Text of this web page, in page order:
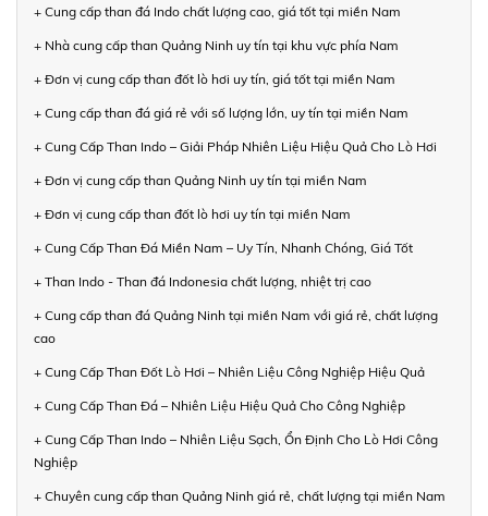
+ Cung cấp than đá Indo chất lượng cao, giá tốt tại miền Nam
+ Nhà cung cấp than Quảng Ninh uy tín tại khu vực phía Nam
+ Đơn vị cung cấp than đốt lò hơi uy tín, giá tốt tại miền Nam
+ Cung cấp than đá giá rẻ với số lượng lớn, uy tín tại miền Nam
+ Cung Cấp Than Indo – Giải Pháp Nhiên Liệu Hiệu Quả Cho Lò Hơi
+ Đơn vị cung cấp than Quảng Ninh uy tín tại miền Nam
+ Đơn vị cung cấp than đốt lò hơi uy tín tại miền Nam
+ Cung Cấp Than Đá Miền Nam – Uy Tín, Nhanh Chóng, Giá Tốt
+ Than Indo - Than đá Indonesia chất lượng, nhiệt trị cao
+ Cung cấp than đá Quảng Ninh tại miền Nam với giá rẻ, chất lượng
cao
+ Cung Cấp Than Đốt Lò Hơi – Nhiên Liệu Công Nghiệp Hiệu Quả
+ Cung Cấp Than Đá – Nhiên Liệu Hiệu Quả Cho Công Nghiệp
+ Cung Cấp Than Indo – Nhiên Liệu Sạch, Ổn Định Cho Lò Hơi Công
Nghiệp
+ Chuyên cung cấp than Quảng Ninh giá rẻ, chất lượng tại miền Nam